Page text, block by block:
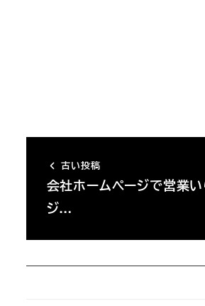
古い投稿
会社ホームページで営業
ジ…